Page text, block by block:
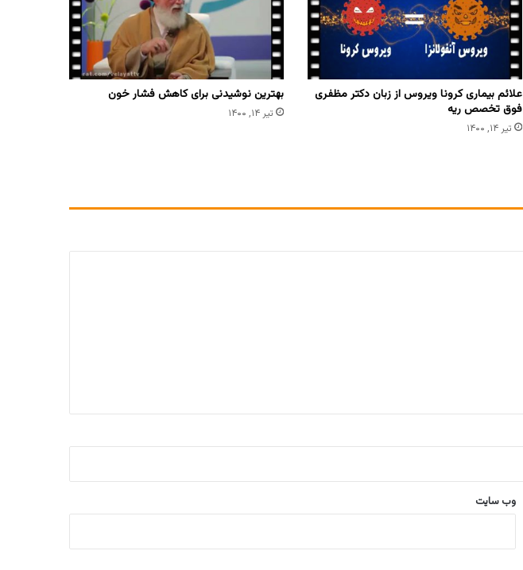
علائم بیماری کرونا ویروس از زبان دکتر مظفری
فوق تخصص ریه
تیر ۱۴, ۱۴۰۰
بهترین نوشیدنی برای کاهش فشار خون
تیر ۱۴, ۱۴۰۰
وب‌ سایت